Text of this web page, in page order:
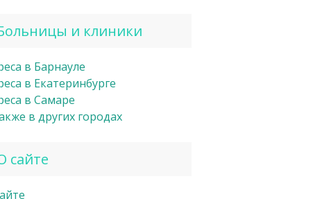
и клиники
в Барнауле
в Екатеринбурге
в Самаре
в других городах
сайте